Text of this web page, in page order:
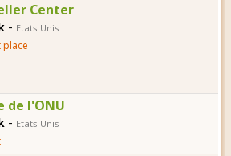
Center
- Etats Unis
place
de l'ONU
- Etats Unis